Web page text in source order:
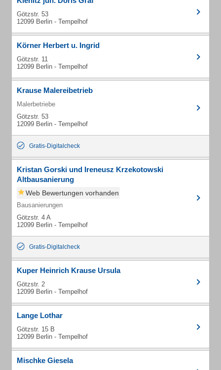
Götzstr. 53
12099 Berlin - Tempelhof
Körner Herbert u. Ingrid
Götzstr. 11
12099 Berlin - Tempelhof
Krause Malereibetrieb
Malerbetriebe
Götzstr. 53
12099 Berlin - Tempelhof
Gratis-Digitalcheck
Kristan Gorski und Ireneusz Krzekotowski
Altbausanierung
Web Bewertungen vorhanden
Bausanierungen
Götzstr. 4 A
12099 Berlin - Tempelhof
Gratis-Digitalcheck
Kuper Heinrich Krause Ursula
Götzstr. 2
12099 Berlin - Tempelhof
Lange Lothar
Götzstr. 15 B
12099 Berlin - Tempelhof
Mischke Giesela